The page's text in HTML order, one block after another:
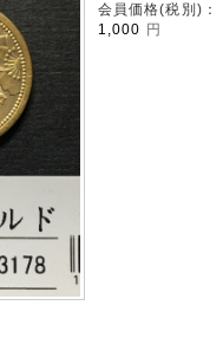
会員価格(税別)：
1,000
円